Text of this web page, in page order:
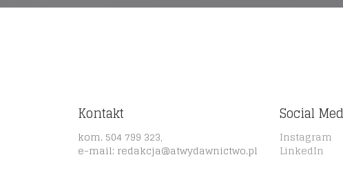
Kontakt
kom. 504 799 323,
e-mail: redakcja@atwydawnictwo.pl
Social
Instagram
LinkedIn